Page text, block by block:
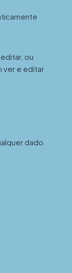
ou
ver e editar
dado